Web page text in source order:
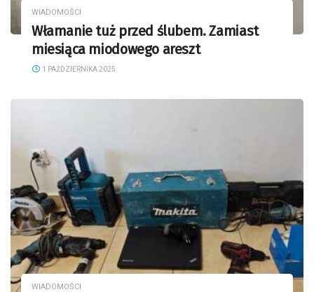
WIADOMOŚCI
Włamanie tuż przed ślubem. Zamiast
miesiąca miodowego areszt
1 PAŹDZIERNIKA 2025
WIADOMOŚCI